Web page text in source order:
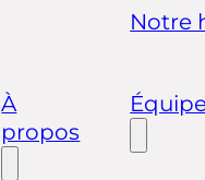
À
propos
Notre